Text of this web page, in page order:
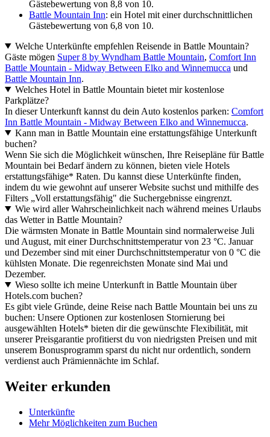
Gästebewertung von 8,8 von 10.
Battle Mountain Inn: ein Hotel mit einer durchschnittlichen
Gästebewertung von 6,8 von 10.
Welche Unterkünfte empfehlen Reisende in Battle Mountain?
Gäste mögen Super 8 by Wyndham Battle Mountain, Comfort Inn
Battle Mountain - Midway Between Elko and Winnemucca und
Battle Mountain Inn.
Welches Hotel in Battle Mountain bietet mir kostenlose
Parkplätze?
In dieser Unterkunft kannst du dein Auto kostenlos parken: Comfort
Inn Battle Mountain - Midway Between Elko and Winnemucca.
Kann man in Battle Mountain eine erstattungsfähige Unterkunft
buchen?
Wenn Sie sich die Möglichkeit wünschen, Ihre Reisepläne für Battle
Mountain bei Bedarf ändern zu können, bieten viele Hotels
erstattungsfähige* Raten. Du kannst diese Unterkünfte finden,
indem du wie gewohnt auf unserer Website suchst und mithilfe des
Filters „Voll erstattungsfähig" die Suchergebnisse eingrenzt.
Wie wird aller Wahrscheinlichkeit nach während meines Urlaubs
das Wetter in Battle Mountain?
Die wärmsten Monate in Battle Mountain sind normalerweise Juli
und August, mit einer Durchschnittstemperatur von 23 °C. Januar
und Dezember sind mit einer Durchschnittstemperatur von 0 °C die
kühlsten Monate. Die regenreichsten Monate sind Mai und
Dezember.
Wieso sollte ich meine Unterkunft in Battle Mountain über
Hotels.com buchen?
Es gibt viele Gründe, deine Reise nach Battle Mountain bei uns zu
buchen: Unsere Optionen zur kostenlosen Stornierung bei
ausgewählten Hotels* bieten dir die gewünschte Flexibilität, mit
unserer Preisgarantie profitierst du von niedrigsten Preisen und mit
unserem Bonusprogramm sparst du nicht nur ordentlich, sondern
verdienst auch Prämiennächte im Schlaf.
Weiter erkunden
Unterkünfte
Mehr Möglichkeiten zum Buchen